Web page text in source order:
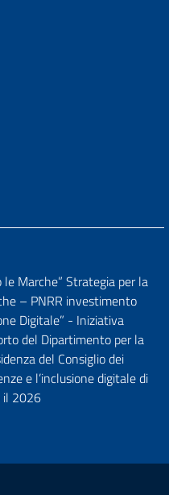
Marche” Strategia per la
– PNRR investimento
Digitale” - Iniziativa
del Dipartimento per la
del Consiglio dei
e l’inclusione digitale di
il 2026